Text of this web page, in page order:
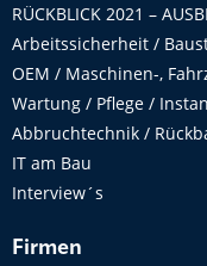
RÜCKBLICK 2021 –
Arbeitssicherheit /
OEM / Maschinen-,
Wartung / Pflege /
Abbruchtechnik /
IT am Bau
Interview´s
Firmen